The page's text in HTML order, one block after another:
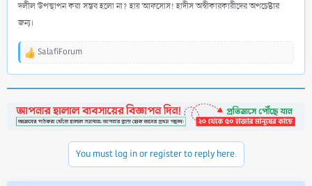
দলীল উপস্থাপন করা সম্ভব হলো না? হায় আফসোস! হাদীস অস্বীকারকারীদের অপচেষ্টার
জন্য।
R
t
i
SalafiForum
You must log in or register to reply here.